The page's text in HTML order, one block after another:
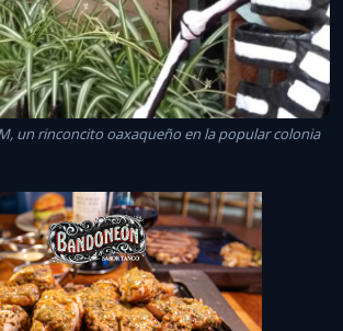
un rinconcito oaxaqueño en la popular colonia